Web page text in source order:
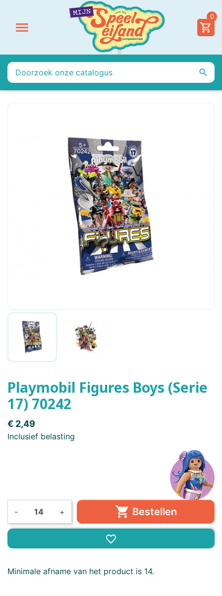

0

Playmobil Figures Boys (Serie
17) 70242
€ 2,49
Inclusief belasting
- +  Bestellen
favorite_border
Minimale afname van het product is 14.